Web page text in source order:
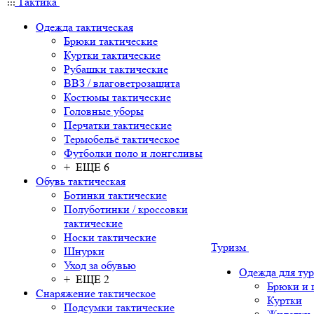
Одежда тактическая
Брюки тактические
Куртки тактические
Рубашки тактические
ВВЗ / влаговетрозащита
Костюмы тактические
Головные уборы
Перчатки тактические
Термобельё тактическое
Футболки поло и лонгсливы
+ ЕЩЕ 6
Обувь тактическая
Ботинки тактические
Полуботинки / кроссовки
тактические
Носки тактические
Шнурки
Уход за обувью
+ ЕЩЕ 2
Снаряжение тактическое
Подсумки тактические
Туризм
Одежда для
Брюки и
Куртки